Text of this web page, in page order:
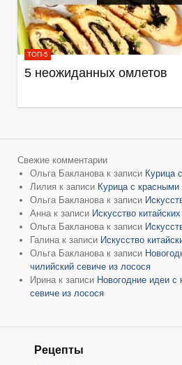
ТОП-5
5 неожиданных омлетов
Свежие комментарии
Ольга Бакланова к записи Курица
Лилия к записи Курица с
Ольга Бакланова к записи
Анна к записи Искусство
Ольга Бакланова к записи
Галина к записи Искусство
Ольга Бакланова к записи
чилийский севиче из лосося
Ирина к записи Новогодние идеи с
севиче из лосося
Рецепты